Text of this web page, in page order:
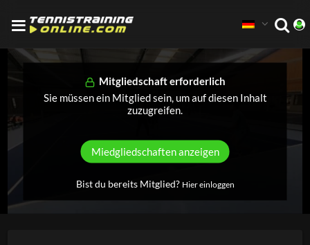
Mitgliedschaft erforderlich
Sie müssen ein Mitglied sein, um auf diesen Inhalt
zuzugreifen.
Miedgliedschaften anzeigen
Bist du bereits Mitglied? Hier einloggen